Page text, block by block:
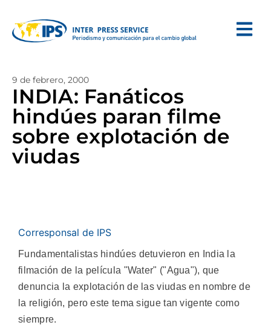
9 de febrero, 2000
INDIA: Fanáticos
hindúes paran filme
sobre explotación de
viudas
Corresponsal de IPS
Fundamentalistas hindúes detuvieron en India la
filmación de la película "Water" ("Agua"), que
denuncia la explotación de las viudas en nombre de
la religión, pero este tema sigue tan vigente como
siempre.